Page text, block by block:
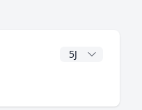
CAGR Jahre